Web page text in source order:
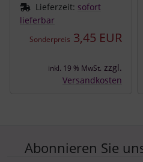
Lieferzeit: sofort
lieferbar
Sonderpreis 3,45 EUR
inkl. 19 % MwSt. zzgl.
Versandkosten
Abonnieren Sie